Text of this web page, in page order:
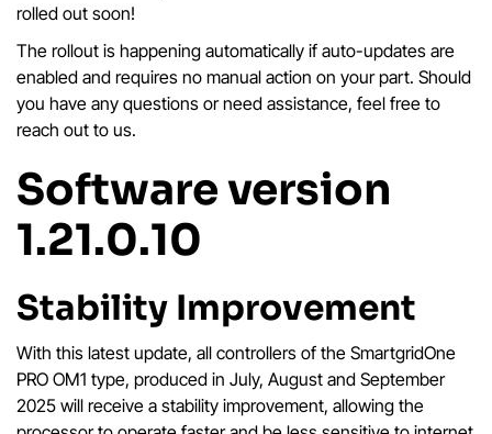
rolled out soon!
The rollout is happening automatically if auto-updates are
enabled and requires no manual action on your part. Should
you have any questions or need assistance, feel free to
reach out to us.
Software version
1.21.0.10
Stability Improvement
With this latest update, all controllers of the SmartgridOne
PRO OM1 type, produced in July, August and September
2025 will receive a stability improvement, allowing the